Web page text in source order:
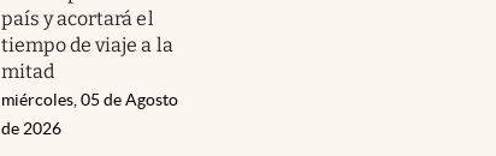
país y acortará el
tiempo de viaje a la
mitad
miércoles, 05 de Agosto
de 2026